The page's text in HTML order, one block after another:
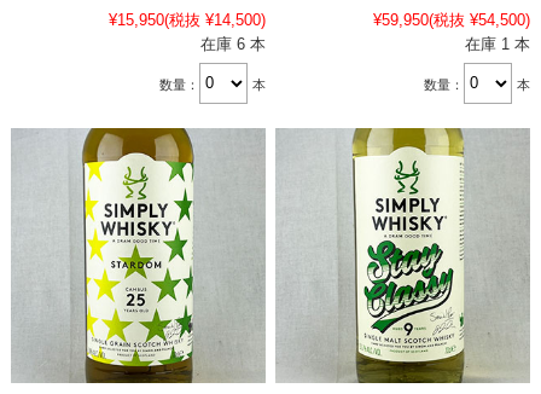
¥15,950(税抜 ¥14,500)
在庫 6 本
数量： 本
¥59,950(税抜 ¥54,500)
在庫 1 本
数量： 本